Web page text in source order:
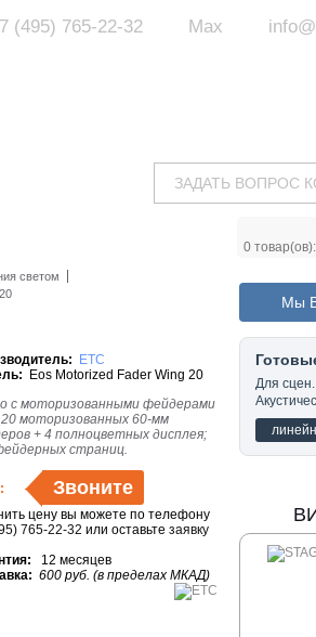
Max
(495) 765-22-32
ЗАДАТЬ ВОПРОС
0
светом
ETC
Eos Motorized Fader Wing 20
с моторизованными фейдерами
20 моторизованных 60-мм
+ 4 полноцветных дисплея;
страниц.
Звоните
цену вы можете по телефону
765-22-32 или оставьте заявку
12 месяцев
600 руб. (в пределах МКАД)
Мы
Для